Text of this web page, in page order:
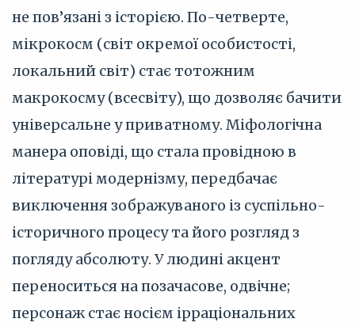
не пов’язані з історією. По-четверте,
мікрокосм (світ окремої особистості,
локальний світ) стає тотожним
макрокосму (всесвіту), що дозволяє бачити
універсальне у приватному. Міфологічна
манера оповіді, що стала провідною в
літературі модернізму, передбачає
виключення зображуваного із суспільно-
історичного процесу та його розгляд з
погляду абсолюту. У людині акцент
переноситься на позачасове, одвічне;
персонаж стає носієм ірраціональних